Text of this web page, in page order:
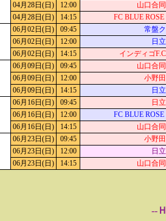
04月28日(日)
12:00
山口合
04月28日(日)
14:15 FC BLUE
06月02日(日) 09:45
常盤
06月02日(日)
12:00
日
06月02日(日)
14:15 インディゴ
06月09日(日) 09:45
山口合
06月09日(日)
12:00
小野
06月09日(日)
14:15 日
06月16日(日) 09:45
日
06月16日(日)
12:00
FC BLUE
06月16日(日)
14:15 山口合
06月23日(日) 09:45
小野
06月23日(日)
12:00
日
06月23日(日)
14:15 山口合
--